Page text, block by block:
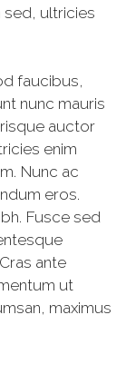
sed, ultricies
faucibus,
nunc mauris
auctor
enim
Nunc ac
eros.
Fusce sed
ante
ut
maximus